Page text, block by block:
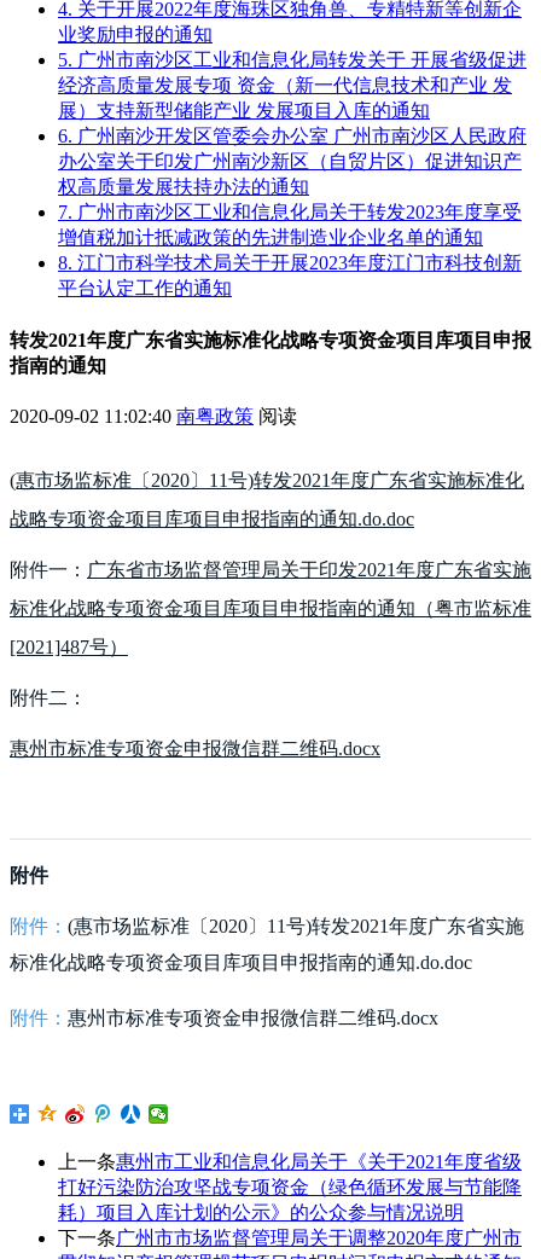
4. 关于开展2022年度海珠区独角兽、专精特新等创新企
业奖励申报的通知
5. 广州市南沙区工业和信息化局转发关于 开展省级促进
经济高质量发展专项 资金（新一代信息技术和产业 发
展）支持新型储能产业 发展项目入库的通知
6. 广州南沙开发区管委会办公室 广州市南沙区人民政府
办公室关于印发广州南沙新区（自贸片区）促进知识产
权高质量发展扶持办法的通知
7. 广州市南沙区工业和信息化局关于转发2023年度享受
增值税加计抵减政策的先进制造业企业名单的通知
8. 江门市科学技术局关于开展2023年度江门市科技创新
平台认定工作的通知
转发2021年度广东省实施标准化战略专项资金项目库项目申报
指南的通知
2020-09-02 11:02:40 南粤政策 阅读
(惠市场监标准〔2020〕11号)转发2021年度广东省实施标准化
战略专项资金项目库项目申报指南的通知.do.doc
附件一： 广东省市场监督管理局关于印发2021年度广东省实施
标准化战略专项资金项目库项目申报指南的通知（粤市监标准
[2021]487号）
附件二：
惠州市标准专项资金申报微信群二维码.docx
附件
附件： (惠市场监标准〔2020〕11号)转发2021年度广东省实施
标准化战略专项资金项目库项目申报指南的通知.do.doc
附件： 惠州市标准专项资金申报微信群二维码.docx
上一条惠州市工业和信息化局关于《关于2021年度省级
打好污染防治攻坚战专项资金（绿色循环发展与节能降
耗）项目入库计划的公示》的公众参与情况说明
下一条广州市市场监督管理局关于调整2020年度广州市